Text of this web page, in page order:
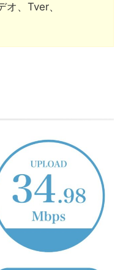
、Tver、